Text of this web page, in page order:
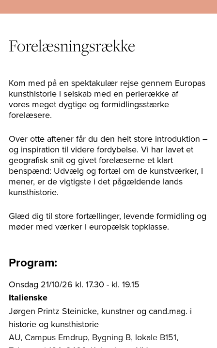
Forelæsningsrække
Kom med på en spektakulær rejse gennem Europas
kunsthistorie i selskab med en perlerække af
vores meget dygtige og formidlingsstærke
forelæsere.
Over otte aftener får du den helt store introduktion –
og inspiration til videre fordybelse. Vi har lavet et
geografisk snit og givet forelæserne et klart
benspænd: Udvælg og fortæl om de kunstværker, I
mener, er de vigtigste i det pågældende lands
kunsthistorie.
Glæd dig til store fortællinger, levende formidling og
møder med værker i europæisk topklasse.
Program:
Onsdag 21/10/26 kl. 17.30 - kl. 19.15
Italienske
Jørgen Printz Steinicke, kunstner og cand.mag. i
historie og kunsthistorie
AU, Campus Emdrup, Bygning B, lokale B151,